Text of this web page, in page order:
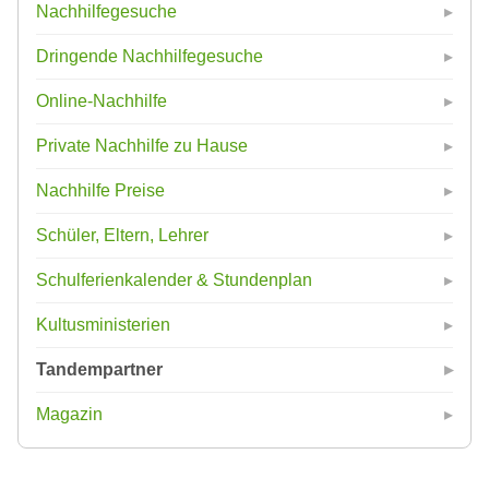
Nachhilfegesuche
Dringende Nachhilfegesuche
Online-Nachhilfe
Private Nachhilfe zu Hause
Nachhilfe Preise
Schüler, Eltern, Lehrer
Schulferienkalender & Stundenplan
Kultusministerien
Tandempartner
Magazin